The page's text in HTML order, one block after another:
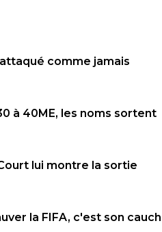
comme jamais
à 40ME, les noms sortent
lui montre la sortie
la FIFA, c'est son